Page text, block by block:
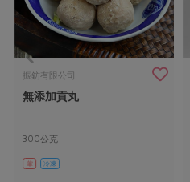
振鈁有限公司
無添加貢丸
300公克
葷 冷凍